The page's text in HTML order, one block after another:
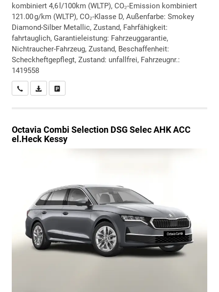
kombiniert 4,6 l/100km (WLTP), CO₂-Emission kombiniert
121.00 g/km (WLTP), CO₂-Klasse D, Außenfarbe: Smokey
Diamond-Silber Metallic, Zustand, Fahrfähigkeit:
fahrtauglich, Garantieleistung: Fahrzeuggarantie,
Nichtraucher-Fahrzeug, Zustand, Beschaffenheit:
Scheckheftgepflegt, Zustand: unfallfrei, Fahrzeugnr.:
1419558
Wir rufen Sie anPDF-Datei, Fahrzeugexposé drucken
Octavia Combi Selection DSG Selec AHK ACC
el.Heck Kessy